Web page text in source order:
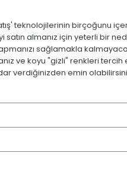
teknolojilerinin birçoğunu
almanız için yeterli bir
sağlamakla
ve koyu "gizli" renkleri tercih
verdiğinizden emin